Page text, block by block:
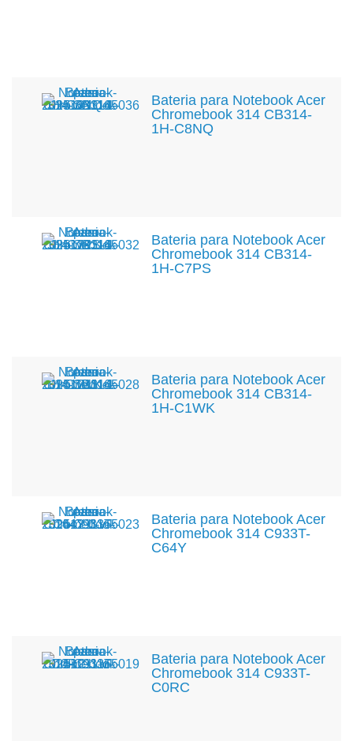
Bateria para Notebook Acer
Chromebook 314 CB314-
1H-C8NQ
Bateria para Notebook Acer
Chromebook 314 CB314-
1H-C7PS
Bateria para Notebook Acer
Chromebook 314 CB314-
1H-C1WK
Bateria para Notebook Acer
Chromebook 314 C933T-
C64Y
Bateria para Notebook Acer
Chromebook 314 C933T-
C0RC